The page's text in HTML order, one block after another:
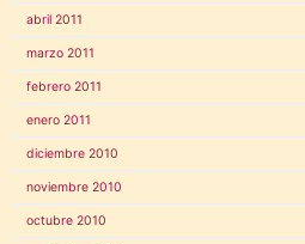
abril 2011
marzo 2011
febrero 2011
enero 2011
diciembre 2010
noviembre 2010
octubre 2010